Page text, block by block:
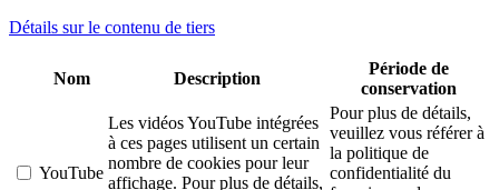
Détails sur le contenu de tiers
Nom Description
Période de
conservation
YouTube
Les vidéos YouTube intégrées
à ces pages utilisent un certain
nombre de cookies pour leur
affichage. Pour plus de détails,
Pour plus de détails,
veuillez vous référer à
la politique de
confidentialité du